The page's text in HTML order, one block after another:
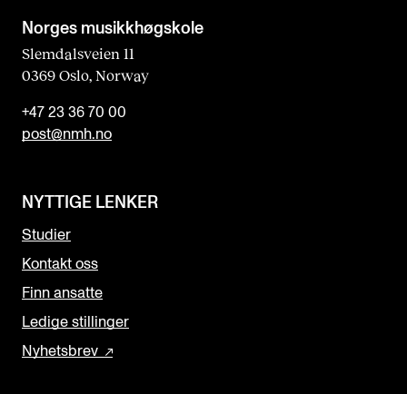
Norges musikk­høgskole
Slemdalsveien 11
0369 Oslo, Norway
+47 23 36 70 00
post@nmh.no
NYTTIGE LENKER
Studier
Kontakt oss
Finn ansatte
Ledige stillinger
Nyhetsbrev